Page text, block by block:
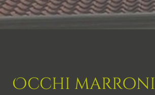
Occhi marroni